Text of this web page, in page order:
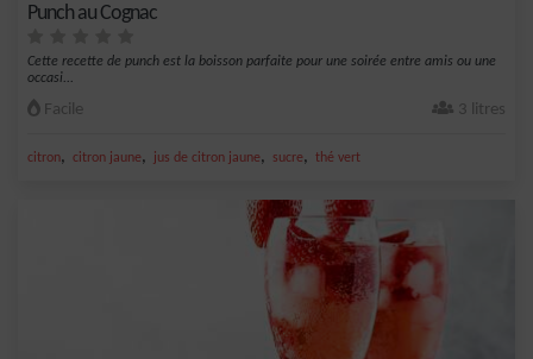
Punch au Cognac
Cette recette de punch est la boisson parfaite pour une soirée entre amis ou une
occasi...
Facile 3 litres
citron, citron jaune, jus de citron jaune, sucre, thé vert